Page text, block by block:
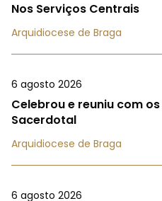
Nos Serviços Centrais
Arquidiocese de Braga
6 agosto 2026
Celebrou e reuniu com
Sacerdotal
Arquidiocese de Braga
6 agosto 2026